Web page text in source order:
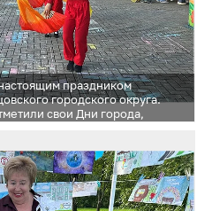
праздником
городского округа.
свои Дни города,